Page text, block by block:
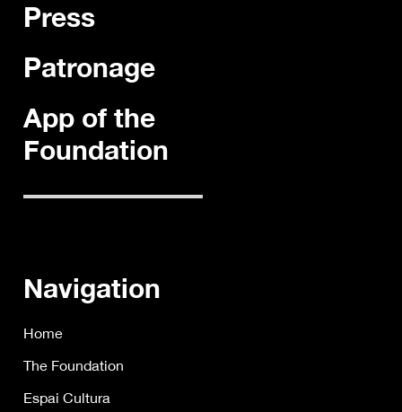
Navigation
Home
The Foundation
Espai Cultura
Press
Patronage
App of the
Foundation